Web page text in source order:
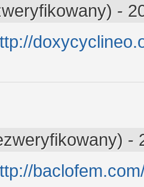
-
-